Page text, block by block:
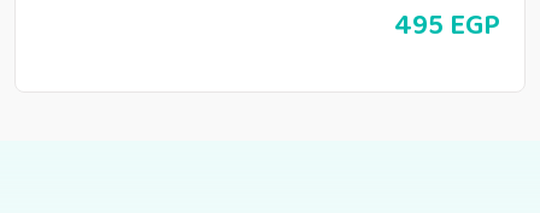
495 EGP